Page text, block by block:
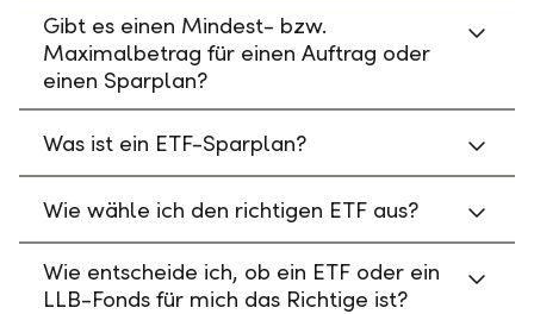
Gibt es einen Mindest- bzw.
Maximalbetrag für einen Auftrag oder
einen Sparplan?
Was ist ein ETF-Sparplan?
Wie wähle ich den richtigen ETF aus?
Wie entscheide ich, ob ein ETF oder ein
LLB-Fonds für mich das Richtige ist?